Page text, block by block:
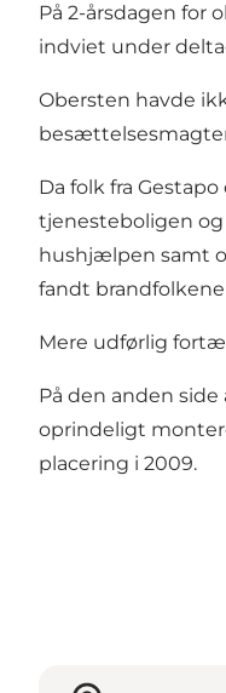
På 2-årsdagen for
indviet under
Obersten havde
Da folk fra
tjenesteboligen og
hushjælpen samt
fandt
Mere udførlig
På den anden
oprindeligt
placering i 2009.